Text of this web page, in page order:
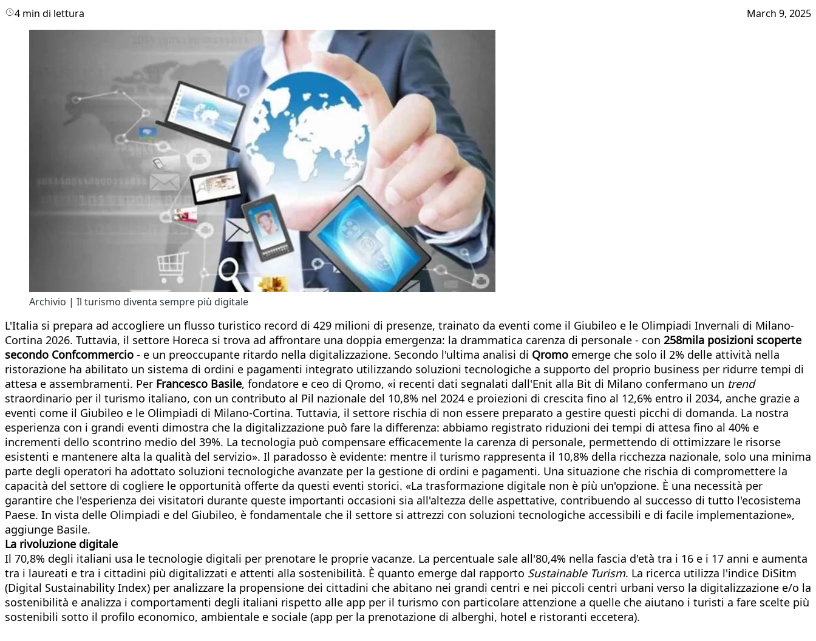
4 min di lettura March 9, 2025
Archivio | Il turismo diventa sempre più digitale
L'Italia si prepara ad accogliere un flusso turistico record di 429 milioni di presenze, trainato da eventi come il Giubileo e le Olimpiadi Invernali di Milano-
Cortina 2026. Tuttavia, il settore Horeca si trova ad affrontare una doppia emergenza: la drammatica carenza di personale - con 258mila posizioni scoperte
secondo Confcommercio - e un preoccupante ritardo nella digitalizzazione. Secondo l'ultima analisi di Qromo emerge che solo il 2% delle attività nella
ristorazione ha abilitato un sistema di ordini e pagamenti integrato utilizzando soluzioni tecnologiche a supporto del proprio business per ridurre tempi di
attesa e assembramenti. Per Francesco Basile, fondatore e ceo di Qromo, «i recenti dati segnalati dall'Enit alla Bit di Milano confermano un trend
straordinario per il turismo italiano, con un contributo al Pil nazionale del 10,8% nel 2024 e proiezioni di crescita fino al 12,6% entro il 2034, anche grazie a
eventi come il Giubileo e le Olimpiadi di Milano-Cortina. Tuttavia, il settore rischia di non essere preparato a gestire questi picchi di domanda. La nostra
esperienza con i grandi eventi dimostra che la digitalizzazione può fare la differenza: abbiamo registrato riduzioni dei tempi di attesa fino al 40% e
incrementi dello scontrino medio del 39%. La tecnologia può compensare efficacemente la carenza di personale, permettendo di ottimizzare le risorse
esistenti e mantenere alta la qualità del servizio». Il paradosso è evidente: mentre il turismo rappresenta il 10,8% della ricchezza nazionale, solo una minima
parte degli operatori ha adottato soluzioni tecnologiche avanzate per la gestione di ordini e pagamenti. Una situazione che rischia di compromettere la
capacità del settore di cogliere le opportunità offerte da questi eventi storici. «La trasformazione digitale non è più un'opzione. È una necessità per
garantire che l'esperienza dei visitatori durante queste importanti occasioni sia all'altezza delle aspettative, contribuendo al successo di tutto l'ecosistema
Paese. In vista delle Olimpiadi e del Giubileo, è fondamentale che il settore si attrezzi con soluzioni tecnologiche accessibili e di facile implementazione»,
aggiunge Basile.​
La rivoluzione digitale
Il 70,8% degli italiani usa le tecnologie digitali per prenotare le proprie vacanze. La percentuale sale all'80,4% nella fascia d'età tra i 16 e i 17 anni e aumenta
tra i laureati e tra i cittadini più digitalizzati e attenti alla sostenibilità. È quanto emerge dal rapporto Sustainable Turism. La ricerca utilizza l'indice DiSitm
(Digital Sustainability Index) per analizzare la propensione dei cittadini che abitano nei grandi centri e nei piccoli centri urbani verso la digitalizzazione e/o la
sostenibilità e analizza i comportamenti degli italiani rispetto alle app per il turismo con particolare attenzione a quelle che aiutano i turisti a fare scelte più
sostenibili sotto il profilo economico, ambientale e sociale (app per la prenotazione di alberghi, hotel e ristoranti eccetera).